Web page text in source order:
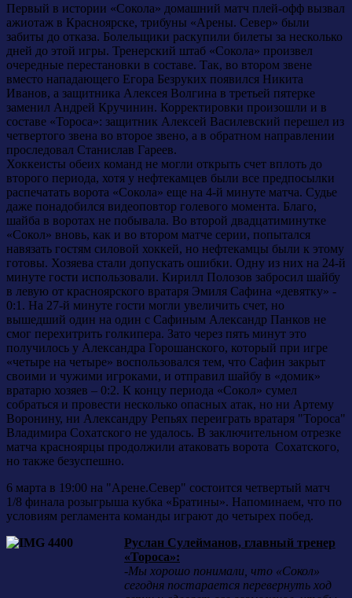
Первый в истории «Сокола» домашний матч плей-офф вызвал
ажиотаж в Красноярске, трибуны «Арены. Север» были
забиты до отказа. Болельщики раскупили билеты за несколько
дней до этой игры. Тренерский штаб «Сокола» произвел
очередные перестановки в составе. Так, во втором звене
вместо нападающего Егора Безруких появился Никита
Иванов, а защитника Алексея Волгина в третьей пятерке
заменил Андрей Кручинин. Корректировки произошли и в
составе «Тороса»: защитник Алексей Василевский перешел из
четвертого звена во второе звено, а в обратном направлении
проследовал Станислав Гареев.
Хоккеисты обеих команд не могли открыть счет вплоть до
второго периода, хотя у нефтекамцев были все предпосылки
распечатать ворота «Сокола» еще на 4-й минуте матча. Судье
даже понадобился видеоповтор голевого момента. Благо,
шайба в воротах не побывала. Во второй двадцатиминутке
«Сокол» вновь, как и во втором матче серии, попытался
навязать гостям силовой хоккей, но нефтекамцы были к этому
готовы. Хозяева стали допускать ошибки. Одну из них на 24-й
минуте гости использовали. Кирилл Полозов забросил шайбу
в левую от красноярского вратаря Эмиля Сафина «девятку» -
0:1. На 27-й минуте гости могли увеличить счет, но
вышедший один на один с Сафиным Александр Панков не
смог перехитрить голкипера. Зато через пять минут это
получилось у Александра Горошанского, который при игре
«четыре на четыре» воспользовался тем, что Сафин закрыт
своими и чужими игроками, и отправил шайбу в «домик»
вратарю хозяев – 0:2. К концу периода «Сокол» сумел
собраться и провести несколько опасных атак, но ни Артему
Воронину, ни Александру Репьях переиграть вратаря "Тороса"
Владимира Сохатского не удалось. В заключительном отрезке
матча красноярцы продолжили атаковать ворота Сохатского,
но также безуспешно.
6 марта в 19:00 на "Арене.Север" состоится четвертый матч
1/8 финала розыгрыша кубка «Братины». Напоминаем, что по
условиям регламента команды играют до четырех побед.
Руслан Сулейманов, главный тренер
«Тороса»:
-Мы хорошо понимали, что «Сокол»
сегодня постарается перевернуть ход